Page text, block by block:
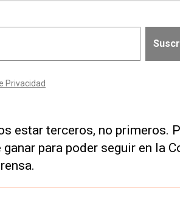
estar terceros, no primeros.
para poder seguir en la